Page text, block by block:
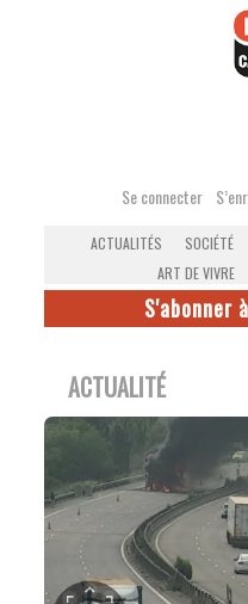
Se connecter
ACTUALITÉS SOCIÉTÉ
ART DE VIVRE
S'abonner
ACTUALITÉ